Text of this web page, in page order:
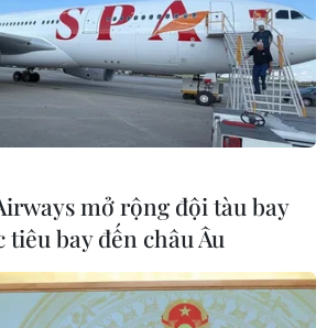
mở rộng đội tàu bay
bay đến châu Âu